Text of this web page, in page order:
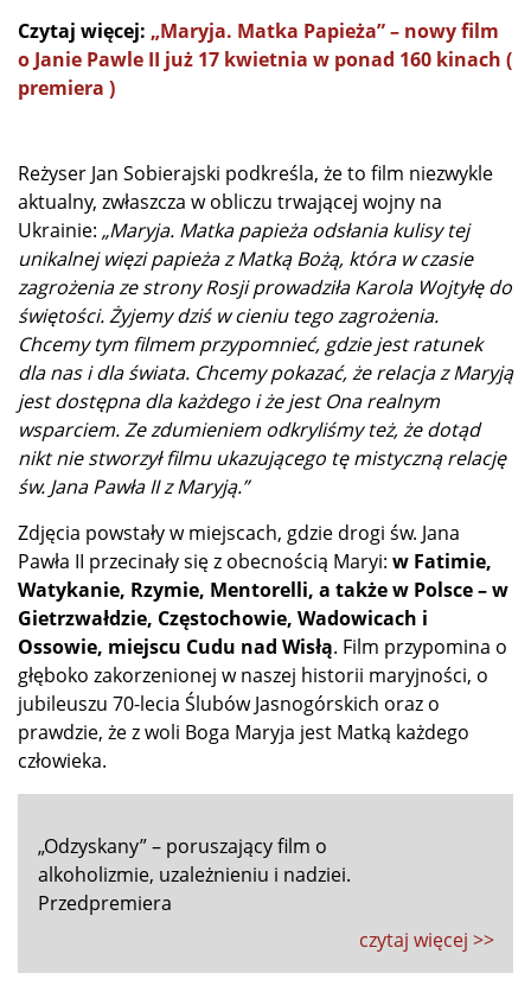
Czytaj więcej: „Maryja. Matka Papieża” – nowy film
o Janie Pawle II już 17 kwietnia w ponad 160 kinach (
premiera )
Reżyser Jan Sobierajski podkreśla, że to film niezwykle
aktualny, zwłaszcza w obliczu trwającej wojny na
Ukrainie: „Maryja. Matka papieża odsłania kulisy tej
unikalnej więzi papieża z Matką Bożą, która w czasie
zagrożenia ze strony Rosji prowadziła Karola Wojtyłę do
świętości. Żyjemy dziś w cieniu tego zagrożenia.
Chcemy tym filmem przypomnieć, gdzie jest ratunek
dla nas i dla świata. Chcemy pokazać, że relacja z Maryją
jest dostępna dla każdego i że jest Ona realnym
wsparciem. Ze zdumieniem odkryliśmy też, że dotąd
nikt nie stworzył filmu ukazującego tę mistyczną relację
św. Jana Pawła II z Maryją.”
Zdjęcia powstały w miejscach, gdzie drogi św. Jana
Pawła II przecinały się z obecnością Maryi: w Fatimie,
Watykanie, Rzymie, Mentorelli, a także w Polsce – w
Gietrzwałdzie, Częstochowie, Wadowicach i
Ossowie, miejscu Cudu nad Wisłą. Film przypomina o
głęboko zakorzenionej w naszej historii maryjności, o
jubileuszu 70-lecia Ślubów Jasnogórskich oraz o
prawdzie, że z woli Boga Maryja jest Matką każdego
człowieka.
„Odzyskany” – poruszający film o
alkoholizmie, uzależnieniu i nadziei.
Przedpremiera
czytaj więcej >>